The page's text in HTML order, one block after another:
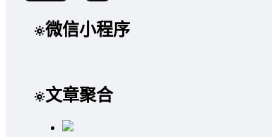
微信小程序
文章聚合